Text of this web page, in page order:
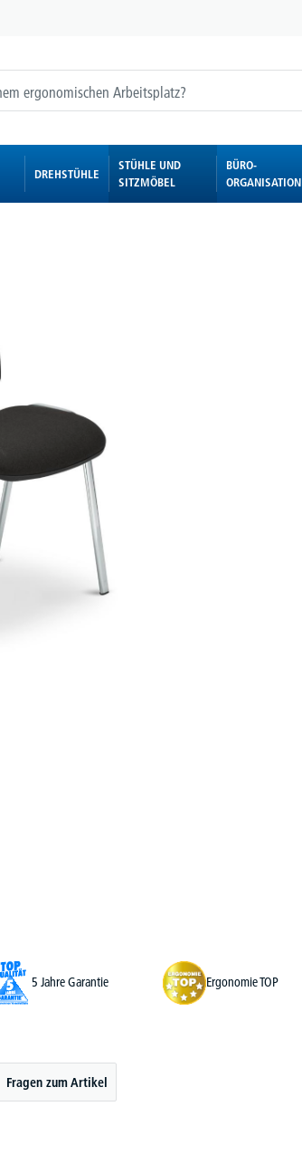
DREHSTÜHLE
STÜHLE UND
SITZMÖBEL
BÜRO-
ORGANISATION
5 Jahre Garantie Ergonomie TOP
Fragen zum Artikel